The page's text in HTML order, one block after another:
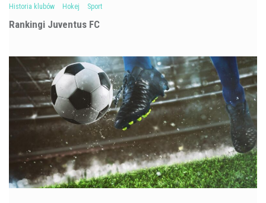
Historia klubów Hokej Sport
Rankingi Juventus FC